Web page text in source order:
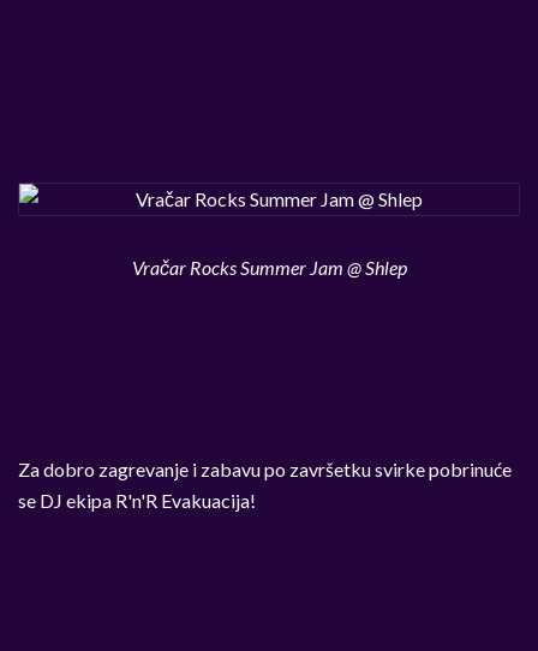
Vračar Rocks Summer Jam @ Shlep
Za dobro zagrevanje i zabavu po završetku svirke pobrinuće
se DJ ekipa R'n'R Evakuacija!